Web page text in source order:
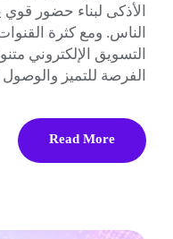
الأذكى لبناء حضور
الناس. ومع كثرة
التسويق الإلكتروني
الفرصة للتميز
Read More